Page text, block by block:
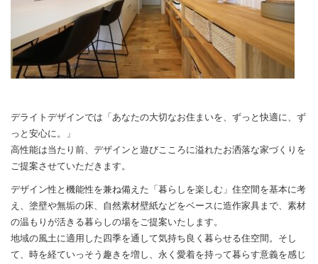
デライトデザインでは「あなたの大切なお住まいを、ずっと快適に、ず
っと安心に。」
高性能は当たり前、デザインと遊びこころに溢れたお洒落な家づくりを
ご提案させていただきます。
デザイン性と機能性を兼ね備えた「暮らしを楽しむ」住空間を基本に考
え、塗壁や無垢の床、自然素材壁紙などをベースに造作家具まで、素材
の温もりが活きる暮らしの場をご提案いたします。
地域の風土に適用した四季を通して気持ち良く暮らせる住空間。そし
て、時を経ていっそう趣きを増し、永く愛着を持って暮らす意義を感じ